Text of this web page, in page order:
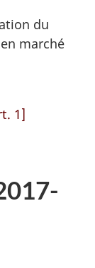
du
marché
1]